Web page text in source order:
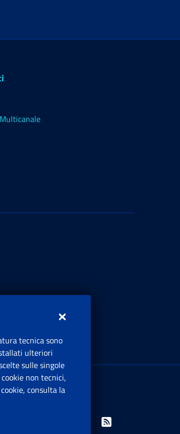
Ciro il Grande, 21
Apre una nuova finestra
Apre una nuova finestra
Whatsapp: Apre una nuova finestra
Youtube: Apre una nuova
Instagram: Apre una
Linkedin: Apre
Rss: Apre
tecnica sono
ulteriori
sulle singole
non tecnici,
consulta la